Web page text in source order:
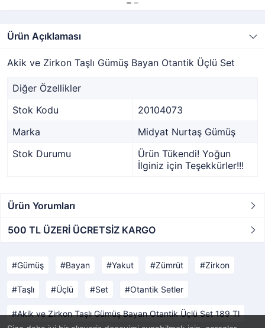
Ürün Açıklaması
Akik ve Zirkon Taşlı Gümüş Bayan Otantik Üçlü Set
Diğer Özellikler
Stok Kodu
20104073
Marka
Midyat Nurtaş Gümüş
Stok Durumu
Ürün Tükendi! Yoğun
İlginiz için Teşekkürler!!!
Ürün Yorumları
500 TL ÜZERİ ÜCRETSİZ KARGO
Gümüş Bayan Yakut Zümrüt Zirkon
Taşlı Üçlü Set Otantik Setler
Akik ve Zirkon Taşlı Gümüş Bayan Otantik Üçlü Set 189 Tl